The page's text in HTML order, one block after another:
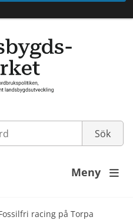
Meny 
racing på Torpa